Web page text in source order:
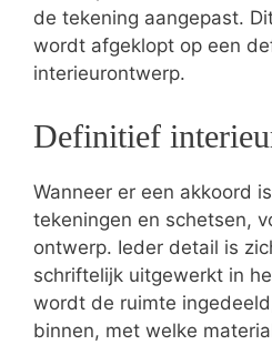
de tekening aangepast.
wordt afgeklopt op een
interieurontwerp.
Definitief
Wanneer er een akkoord
tekeningen en schetsen,
ontwerp. Ieder detail is
schriftelijk uitgewerkt in
wordt de ruimte
binnen, met welke